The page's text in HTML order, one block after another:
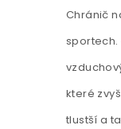
Chránič
sportech.
které
tlustší a